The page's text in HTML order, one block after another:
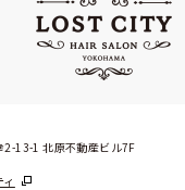
2-13-1 北原不動産ビル7F